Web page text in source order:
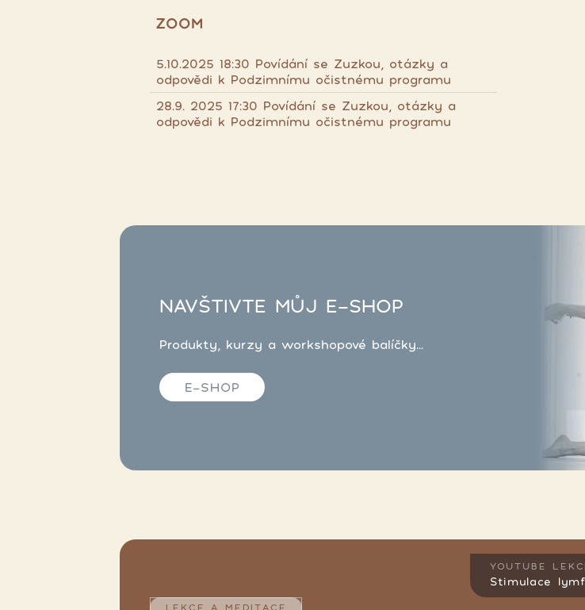
ZOOM
5.10.2025 18:30 Povídání se Zuzkou, otázky a
odpovědi k Podzimnímu očistnému programu
28.9. 2025 17:30 Povídání se Zuzkou, otázky a
odpovědi k Podzimnímu očistnému programu
NAVŠTIVTE MŮJ E-SHOP
Produkty, kurzy a workshopové balíčky...
E-SHOP
LEKCE A MEDITACE
YOUTUBE
Stimulace